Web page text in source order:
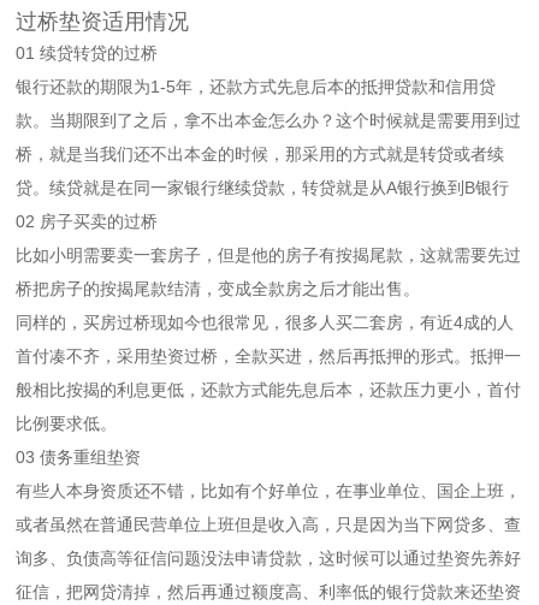
过桥垫资适用情况
01 续贷转贷的过桥
银行还款的期限为1-5年，还款方式先息后本的抵押贷款和信用贷
款。当期限到了之后，拿不出本金怎么办？这个时候就是需要用到过
桥，就是当我们还不出本金的时候，那采用的方式就是转贷或者续
贷。续贷就是在同一家银行继续贷款，转贷就是从A银行换到B银行
02 房子买卖的过桥
比如小明需要卖一套房子，但是他的房子有按揭尾款，这就需要先过
桥把房子的按揭尾款结清，变成全款房之后才能出售。
同样的，买房过桥现如今也很常见，很多人买二套房，有近4成的人
首付凑不齐，采用垫资过桥，全款买进，然后再抵押的形式。抵押一
般相比按揭的利息更低，还款方式能先息后本，还款压力更小，首付
比例要求低。
03 债务重组垫资
有些人本身资质还不错，比如有个好单位，在事业单位、国企上班，
或者虽然在普通民营单位上班但是收入高，只是因为当下网贷多、查
询多、负债高等征信问题没法申请贷款，这时候可以通过垫资先养好
征信，把网贷清掉，然后再通过额度高、利率低的银行贷款来还垫资